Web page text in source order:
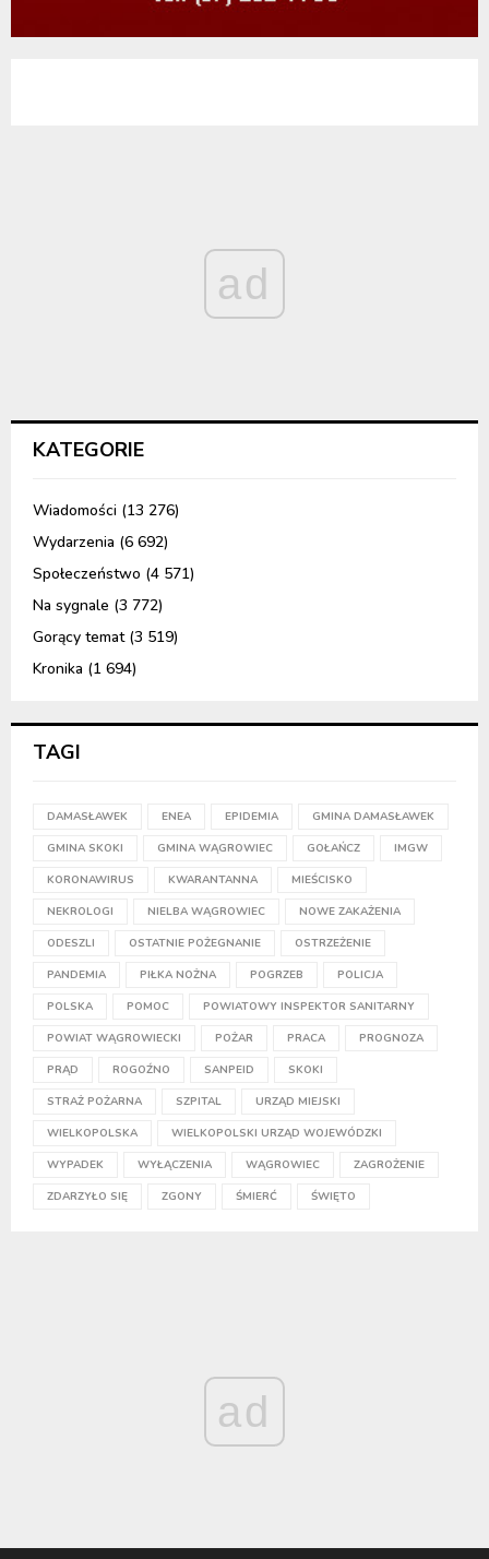
ad
KATEGORIE
Wiadomości (13 276)
Wydarzenia (6 692)
Społeczeństwo (4 571)
Na sygnale (3 772)
Gorący temat(3 519)
Kronika (1 694)
TAGI
DAMASŁAWEK ENEA EPIDEMIA GMINA DAMASŁAWEK
GMINA SKOKI GMINA WĄGROWIEC GOŁAŃCZ IMGW
KORONAWIRUS KWARANTANNA MIEŚCISKO
NEKROLOGI NIELBA WĄGROWIEC NOWE ZAKAŻENIA
ODESZLI OSTATNIE POŻEGNANIE OSTRZEŻENIE
PANDEMIA PIŁKA NOŻNA POGRZEB POLICJA
POLSKA POMOC POWIATOWY INSPEKTOR SANITARNY
POWIAT WĄGROWIECKI POŻAR PRACA PROGNOZA
PRĄD ROGOŹNO SANPEID SKOKI
STRAŻ POŻARNA SZPITAL URZĄD MIEJSKI
WIELKOPOLSKA WIELKOPOLSKI URZĄD WOJEWÓDZKI
WYPADEK WYŁĄCZENIA WĄGROWIEC ZAGROŻENIE
ZDARZYŁO SIĘ ZGONY ŚMIERĆ ŚWIĘTO
ad